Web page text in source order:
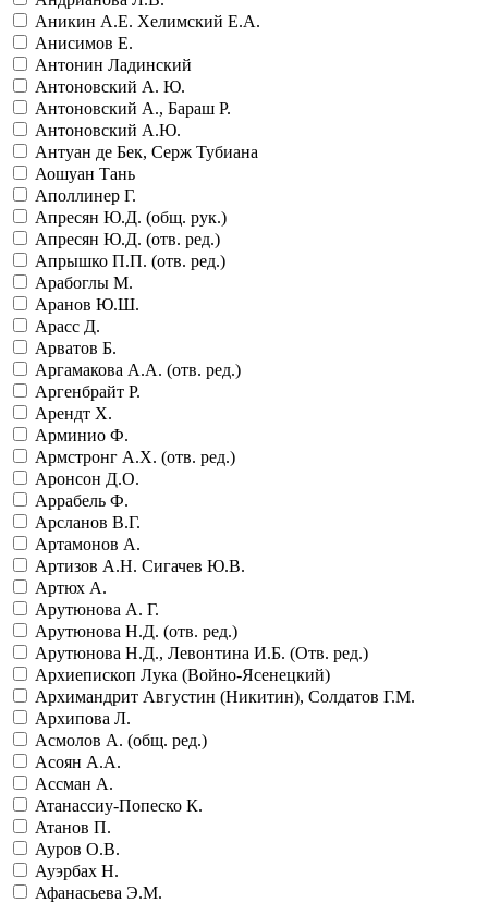
Аникин А.Е. Хелимский Е.А.
Анисимов Е.
Антонин Ладинский
Антоновский А. Ю.
Антоновский А., Бараш Р.
Антоновский А.Ю.
Антуан де Бек, Серж Тубиана
Аошуан Тань
Аполлинер Г.
Апресян Ю.Д. (общ. рук.)
Апресян Ю.Д. (отв. ред.)
Апрышко П.П. (отв. ред.)
Арабоглы М.
Аранов Ю.Ш.
Арасс Д.
Арватов Б.
Аргамакова А.А. (отв. ред.)
Аргенбрайт Р.
Арендт Х.
Арминио Ф.
Армстронг А.Х. (отв. ред.)
Аронсон Д.О.
Аррабель Ф.
Арсланов В.Г.
Артамонов А.
Артизов А.Н. Сигачев Ю.В.
Артюх А.
Арутюнова А. Г.
Арутюнова Н.Д. (отв. ред.)
Арутюнова Н.Д., Левонтина И.Б. (Отв. ред.)
Архиепископ Лука (Войно-Ясенецкий)
Архимандрит Августин (Никитин), Солдатов Г.М.
Архипова Л.
Асмолов А. (общ. ред.)
Асоян А.А.
Ассман А.
Атанассиу-Попеско К.
Атанов П.
Ауров О.В.
Ауэрбах Н.
Афанасьева Э.М.